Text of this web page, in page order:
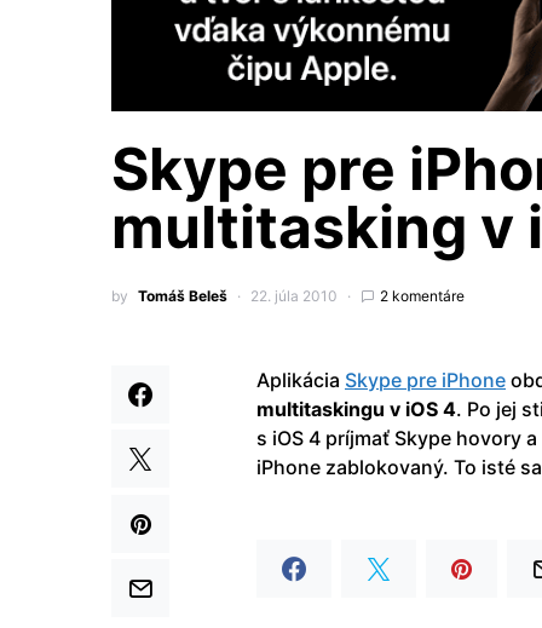
Skype pre
multitasking v
by Tomáš Beleš 22. júla 2010 2 komentáre
Aplikácia Skype pre iPhone
multitaskingu v iOS 4. Po jej
s iOS 4 príjmať Skype hovory
iPhone zablokovaný. To isté